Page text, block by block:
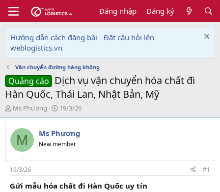
Đăng nhập Đăng ký
Hướng dẫn cách đăng bài - Đặt câu hỏi lên
weblogistics.vn
Vận chuyển đường hàng không
Quảng cáo
Dịch vụ vận chuyển hóa chất đi
Hàn Quốc, Thái Lan, Nhật Bản, Mỹ
T
h
r
e
d
s
t
a
r
Ms Phương
N
g
à
y
g
i
19/3/26
M Ms Phương
New member
19/3/26 #1
Gửi mẫu hóa chất đi Hàn Quốc uy tín